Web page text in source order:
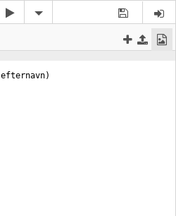
efternavn)